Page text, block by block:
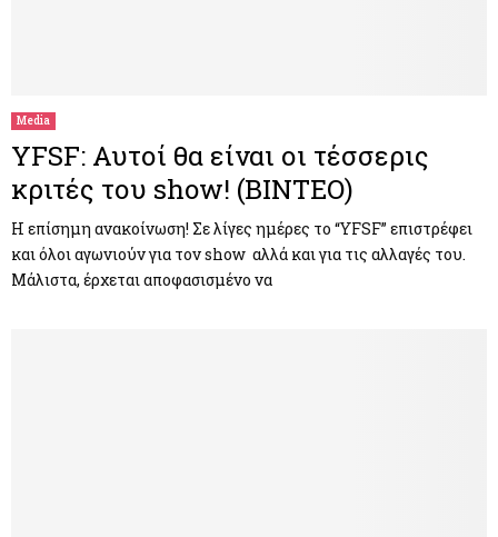
Media
YFSF: Αυτοί θα είναι οι τέσσερις
κριτές του show! (ΒΙΝΤΕΟ)
Η επίσημη ανακοίνωση! Σε λίγες ημέρες το “YFSF” επιστρέφει
και όλοι αγωνιούν για τον show αλλά και για τις αλλαγές του.
Μάλιστα, έρχεται αποφασισμένο να